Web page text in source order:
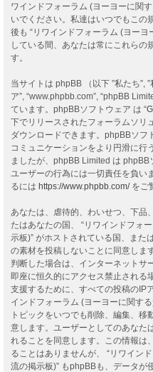
ワインドフォーラム (ヨーヨーに関
いでください。私達はいつでもこの
後も “リワインドフォーラム (ヨー
している間、あなたは常にこれらの
す。
当サイトは phpBB （以下 ”私たち”,
ア”, “www.phpbb.com”, “phpBB
ています。phpBBソフトウェア は “
下でリリースされたフォーラムソリ
ダウンロードできます。phpBBソフ
コミュニケーションをより円滑に行
ましたが、phpBB Limited は
ユーザーの行為には一切責任を負い
るには https://www.phpbb.com/をご
あなたは、虐待的、わいせつ、下品
たはあなたの国、 “リワインドフォ
示板)” がホストされている国、また
の素材を投稿しないことに同意しま
判断した場合は、インターネットサ
即座に恒久的にアクセス禁止される
支援するために、すべての投稿のIP
インドフォーラム (ヨーヨーに関す
トピックをいつでも削除、編集、
意します。ユーザーとしてのあなた
れることを同意します。この情報は
ることはありませんが、 “リワイン
流の掲示板)” もphpBBも、データが